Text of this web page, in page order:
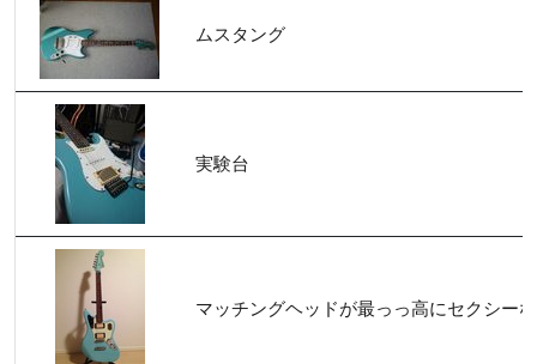
ムスタング
実験台
マッチングヘッドが最っっ高にセクシー